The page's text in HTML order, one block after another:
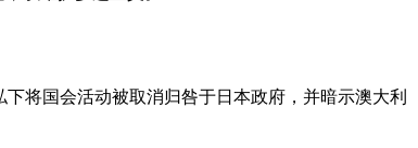
将国会活动被取消归咎于日本政府，并暗示澳大利